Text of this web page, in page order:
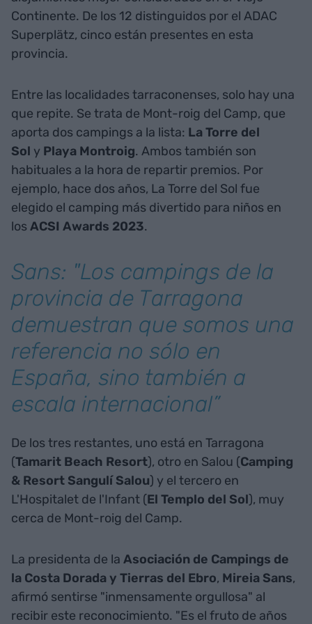
Continente. De los 12 distinguidos por el ADAC
Superplätz, cinco están presentes en esta
provincia.
Entre las localidades tarraconenses, solo hay una
que repite. Se trata de Mont-roig del Camp, que
aporta dos campings a la lista: La Torre del
Sol y Playa Montroig. Ambos también son
habituales a la hora de repartir premios. Por
ejemplo, hace dos años, La Torre del Sol fue
elegido el camping más divertido para niños en
losACSI Awards 2023.
Sans: "Los campings de la
provincia de Tarragona
demuestran que somos una
referencia no sólo en
España, sino también a
escala internacional”
De los tres restantes, uno está en Tarragona
(Tamarit Beach Resort), otro en Salou (Camping
& Resort Sangulí Salou) y el tercero en
L'Hospitalet de l'Infant (El Templo del Sol), muy
cerca de Mont-roig del Camp.
La presidenta de la Asociación de Campings de
la Costa Dorada y Tierras del Ebro, Mireia Sans,
afirmó sentirse "inmensamente orgullosa" al
recibir este reconocimiento. "Es el fruto de años